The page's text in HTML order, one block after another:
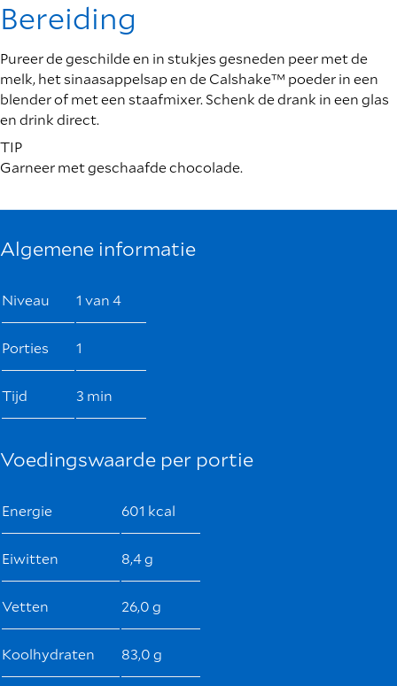
Bereiding
Pureer de geschilde en in stukjes gesneden peer met de
melk, het sinaasappelsap en de Calshake™ poeder in een
blender of met een staafmixer. Schenk de drank in een glas
en drink direct.
TIP
Garneer met geschaafde chocolade.
Algemene informatie
Niveau 1 van 4
Porties 1
Tijd 3 min
Voedingswaarde per portie
Energie 601 kcal
Eiwitten 8,4 g
Vetten 26,0 g
Koolhydraten 83,0 g